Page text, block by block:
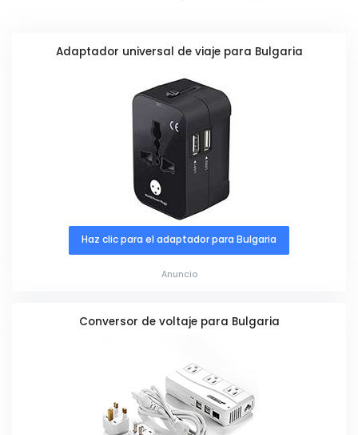
Adaptador universal de viaje para Bulgaria
Haz clic para el adaptador para Bulgaria
Anuncio
Conversor de voltaje para Bulgaria